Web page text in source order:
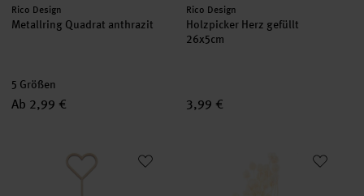
Hersteller:
Rico Design
Metallring Quadrat anthrazit
5 Größen
Ab 2,99 €
Hersteller:
Rico Design
Holzpicker Herz gefüllt
26x5cm
3,99 €
Holzpicker Herz 26x5cm Getrocknete japanische Karde